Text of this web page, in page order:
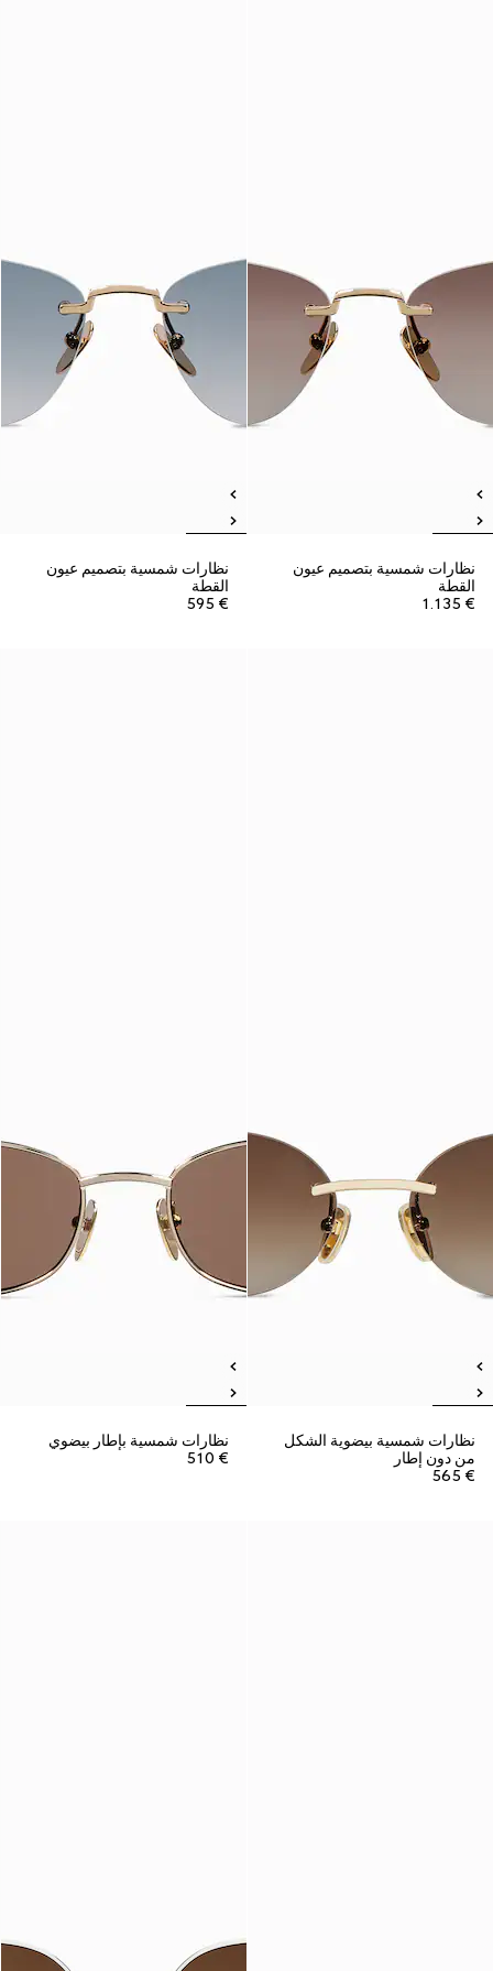
نظارات شمسية بتصميم عيون
القطة
€ 1.135
نظارات شمسية بتصميم عيون
القطة
€ 595
نظارات شمسية بيضوية الشكل
من دون إطار
€ 565
نظارات شمسية بإطار بيضوي
€ 510